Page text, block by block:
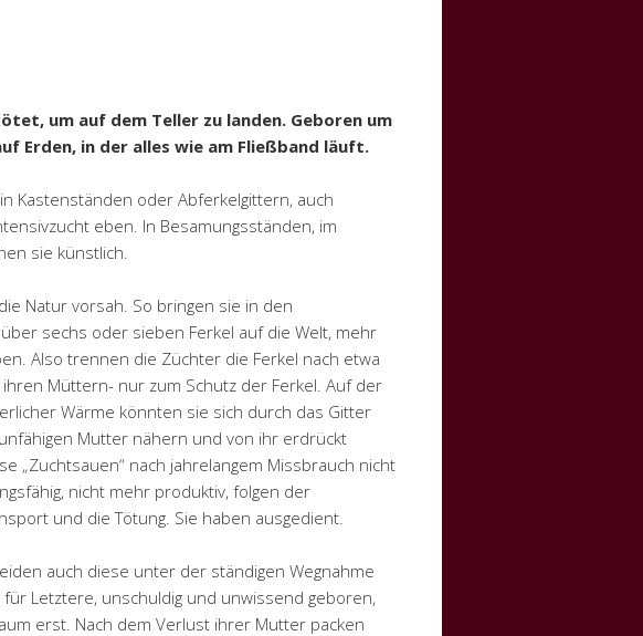
um auf dem Teller zu landen. Geboren um
Erden, in der alles wie am Fließband läuft.
Kastenständen oder Abferkelgittern, auch
eben. In Besamungsständen, im
sie künstlich.
Natur vorsah. So bringen sie in den
sechs oder sieben Ferkel auf die Welt, mehr
Also trennen die Züchter die Ferkel nach etwa
Müttern- nur zum Schutz der Ferkel. Auf der
Wärme könnten sie sich durch das Gitter
Mutter nähern und von ihr erdrückt
„Zuchtsauen“ nach jahrelangem Missbrauch nicht
nicht mehr produktiv, folgen der
und die Tötung. Sie haben ausgedient.
auch diese unter der ständigen Wegnahme
Letztere, unschuldig und unwissend geboren,
erst. Nach dem Verlust ihrer Mutter packen